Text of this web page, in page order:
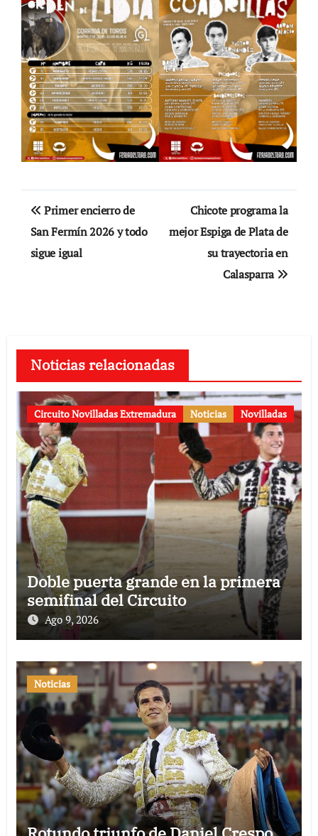
Navegación
de
entradas
Primer encierro de
San Fermín 2026 y todo
sigue igual
Chicote programa la
mejor Espiga de Plata de
su trayectoria en
Calasparra
Noticias relacionadas
Circuito Novilladas Extremadura Noticias Novilladas
Doble puerta grande en la primera
semifinal del Circuito
Ago 9, 2026
Noticias